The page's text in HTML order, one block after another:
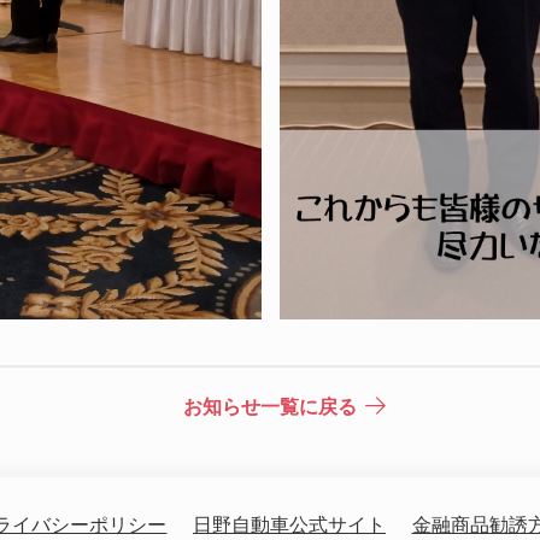
お知らせ一覧に戻る
イバシーポリシー 日野自動車公式サイト 金融商品勧誘